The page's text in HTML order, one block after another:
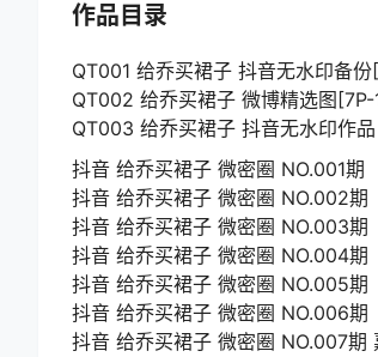
作品目录
QT001 给乔买裙子 抖音无水印备
QT002 给乔买裙子 微博精选图[7P-
QT003 给乔买裙子 抖音无水印作
抖音 给乔买裙子 微密圈 NO.001期
抖音 给乔买裙子 微密圈 NO.002期
抖音 给乔买裙子 微密圈 NO.003期
抖音 给乔买裙子 微密圈 NO.004期
抖音 给乔买裙子 微密圈 NO.005期
抖音 给乔买裙子 微密圈 NO.006期
抖音 给乔买裙子 微密圈 NO.007期